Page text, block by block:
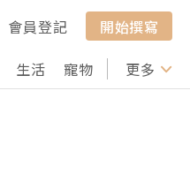
會員登記
開始撰寫
生活 寵物 行山 打卡
更多